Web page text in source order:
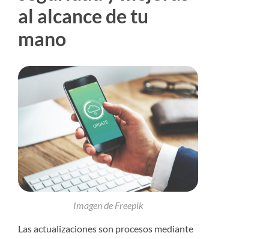
al alcance de tu
mano
Imagen de Freepik
Las actualizaciones son procesos mediante